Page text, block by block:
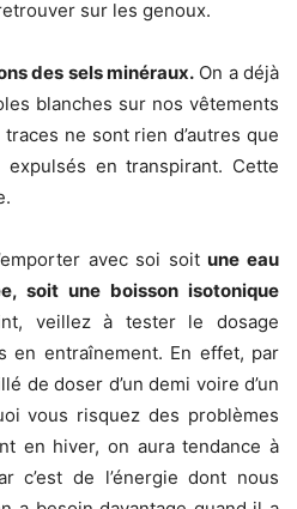
sur les genoux.
des sels minéraux. On a déjà
blanches sur nos vêtements
ne sont rien d’autres que
en transpirant. Cette
avec soi soitune eau
soit une boisson isotonique
veillez à tester le dosage
en entraînement. En effet, par
de doser d’un demi voire d’un
vous risquez des problèmes
en hiver, on aura tendance à
c’est de l’énergie dont nous